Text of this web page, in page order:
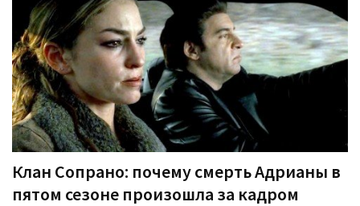
Клан Сопрано: почему смерть Адрианы в
пятом сезоне произошла за кадром